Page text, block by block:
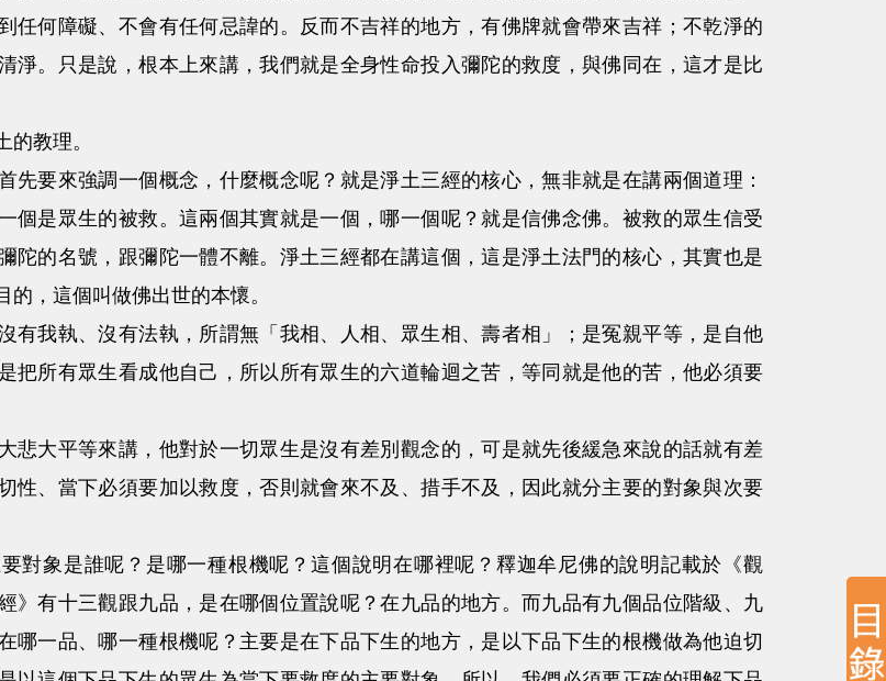
任何障礙、不會有任何忌諱的。反而不吉祥的地方，有佛牌就會帶來吉祥；不乾淨的
淨。只是說，根本上來講，我們就是全身性命投入彌陀的救度，與佛同在，這才是比
教理。
要來強調一個概念，什麼概念呢？就是淨土三經的核心，無非就是在講兩個道理：
個是眾生的被救。這兩個其實就是一個，哪一個呢？就是信佛念佛。被救的眾生信受
陀的名號，跟彌陀一體不離。淨土三經都在講這個，這是淨土法門的核心，其實也是
，這個叫做佛出世的本懷。
我執、沒有法執，所謂無「我相、人相、眾生相、壽者相」；是冤親平等，是自他
把所有眾生看成他自己，所以所有眾生的六道輪迴之苦，等同就是他的苦，他必須要
大平等來講，他對於一切眾生是沒有差別觀念的，可是就先後緩急來說的話就有差
性、當下必須要加以救度，否則就會來不及、措手不及，因此就分主要的對象與次要
象是誰呢？是哪一種根機呢？這個說明在哪裡呢？釋迦牟尼佛的說明記載於《觀
》有十三觀跟九品，是在哪個位置說呢？在九品的地方。而九品有九個品位階級、九
哪一品、哪一種根機呢？主要是在下品下生的地方，是以下品下生的根機做為他迫切